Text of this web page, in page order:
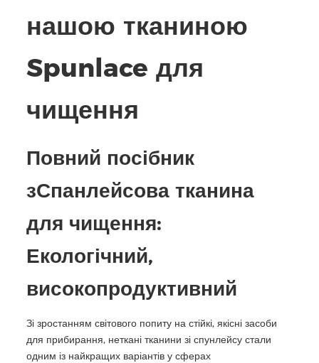
нашою тканиною
Spunlace для
чищення
Повний посібник
зСпанлейсова тканина
для чищення:
Екологічний,
високопродуктивний
Зі зростанням світового попиту на стійкі, якісні засоби
для прибирання, неткані тканини зі спунлейсу стали
одним із найкращих варіантів у сферах